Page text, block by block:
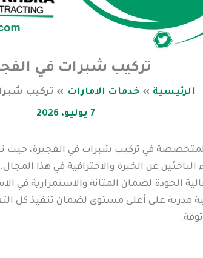
تركيب شبرات في
الرئيسية خدمات الامارات تركيب
7 يوليو، 2026
في تركيب شبرات في الفجيرة، حيث
الباحثين عن الخبرة والاحترافية في هذا
الجودة لضمان المتانة والاستمرارية في
مدربة على أعلى مستوى لضمان تنفيذ كل